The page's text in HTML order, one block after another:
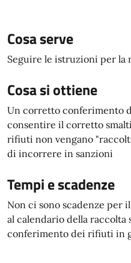
Cosa serve
Seguire le istruzioni per la
Cosa si ottiene
Un corretto conferimento
consentire il corretto
rifiuti non vengano
di incorrere in sanzioni
Tempi e scadenze
Non ci sono scadenze per
al calendario della raccolta
conferimento dei rifiuti in